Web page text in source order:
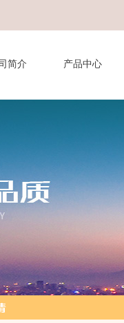
简介 产品中心